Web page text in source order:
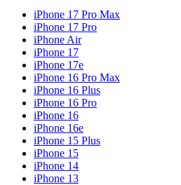
iPhone 17 Pro Max
iPhone 17 Pro
iPhone Air
iPhone 17
iPhone 17e
iPhone 16 Pro Max
iPhone 16 Plus
iPhone 16 Pro
iPhone 16
iPhone 16e
iPhone 15 Plus
iPhone 15
iPhone 14
iPhone 13